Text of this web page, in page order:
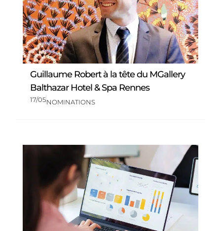
Guillaume Robert à la tête du MGallery
Balthazar Hotel & Spa Rennes
17/05NOMINATIONS